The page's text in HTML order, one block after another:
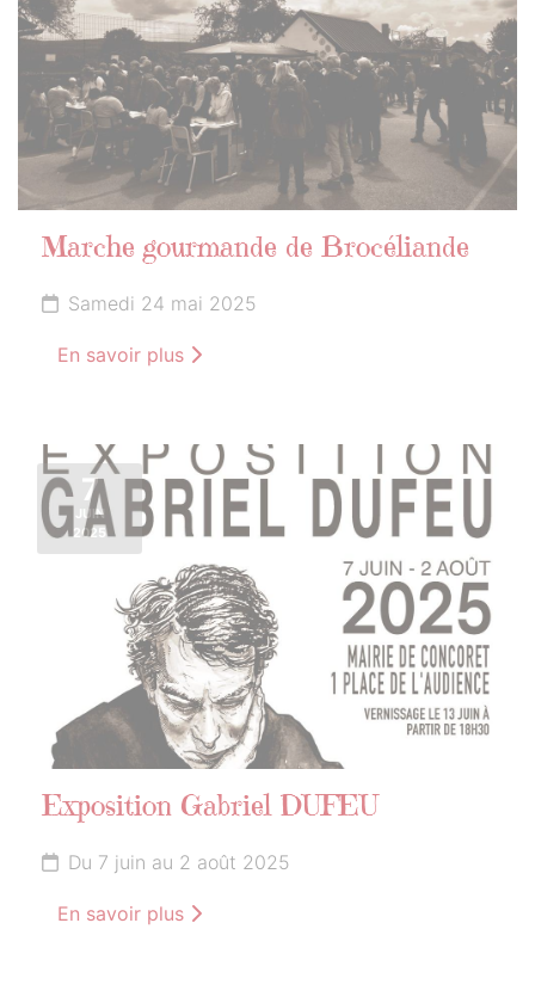
Marche gourmande de Brocéliande
Samedi 24 mai 2025
En savoir plus
7
JUIN
2025
Exposition Gabriel DUFEU
Du 7 juin au 2 août 2025
En savoir plus